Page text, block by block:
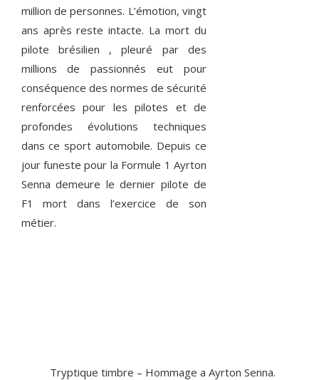
million de personnes. L’émotion, vingt
ans après reste intacte. La mort du
pilote brésilien , pleuré par des
millions de passionnés eut pour
conséquence des normes de sécurité
renforcées pour les pilotes et de
profondes évolutions techniques
dans ce sport automobile. Depuis ce
jour funeste pour la Formule 1 Ayrton
Senna demeure le dernier pilote de
F1 mort dans l’exercice de son
métier.
Tryptique timbre – Hommage a Ayrton Senna.